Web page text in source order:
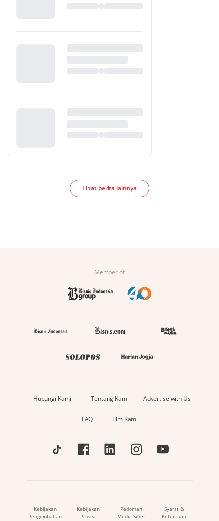
Lihat berita lainnya
Member of
Hubungi Kami Tentang Kami Advertise with Us
FAQ Tim Kami
Kebijakan
Pengembalian
Kebijakan
Privasi
Pedoman
Media Siber
Syarat &
Ketentuan